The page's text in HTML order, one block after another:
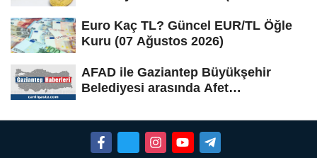
Euro Kaç TL? Güncel EUR/TL Öğle
Kuru (07 Ağustos 2026)
AFAD ile Gaziantep Büyükşehir
Belediyesi arasında Afet